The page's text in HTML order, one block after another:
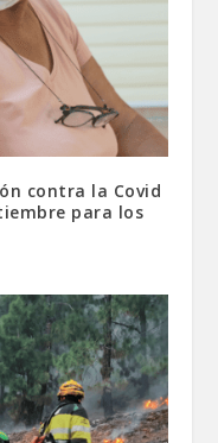
contra la Covid
para los